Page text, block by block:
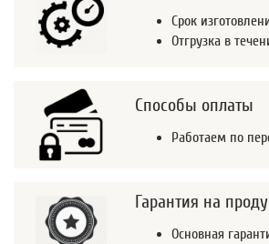
Срок
Отгрузка в
Способы оплаты
Работаем по
Гарантия на
Основная